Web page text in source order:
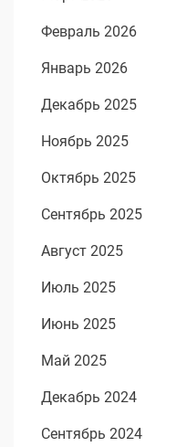
Февраль 2026
Январь 2026
Декабрь 2025
Ноябрь 2025
Октябрь 2025
Сентябрь 2025
Август 2025
Июль 2025
Июнь 2025
Май 2025
Декабрь 2024
Сентябрь 2024